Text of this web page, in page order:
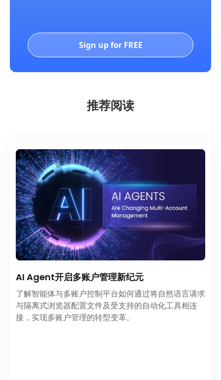
Sign up for FREE
推荐阅读
AI Agent开启多账户管理新纪元
了解智能体与多账户控制平台如何通过将自然语言请求
与隔离式浏览器配置文件及受支持的自动化工具相连
接，实现多账户管理的转型变革。